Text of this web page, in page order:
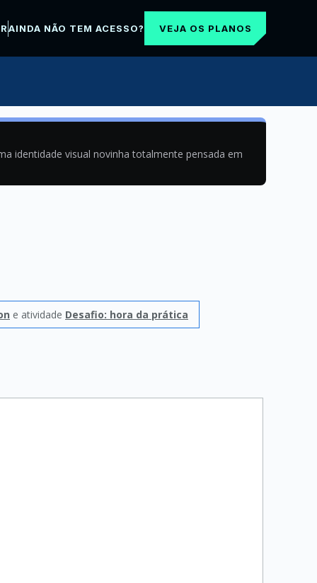
AINDA NÃO TEM ACESSO? VEJA OS PLANOS
identidade visual novinha totalmente pensada em
e atividade Desafio: hora da prática